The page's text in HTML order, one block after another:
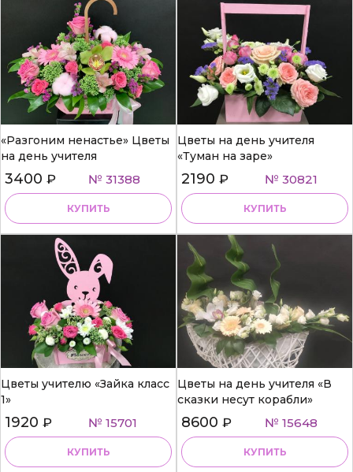
«Разгоним ненастье» Цветы
на день учителя
3400 ₽ № 31388
КУПИТЬ
Цветы на день учителя
«Туман на заре»
2190 ₽ № 30821
КУПИТЬ
Цветы учителю «Зайка класс
1»
1920 ₽ № 15701
КУПИТЬ
Цветы на день учителя «В
сказки несут корабли»
8600 ₽ № 15648
КУПИТЬ